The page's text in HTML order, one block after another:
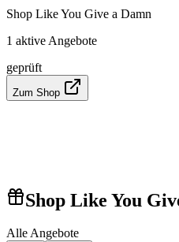
Shop Like You Give a Damn
1 aktive Angebote
geprüft
Zum Shop
Shop Like You
Alle Angebote